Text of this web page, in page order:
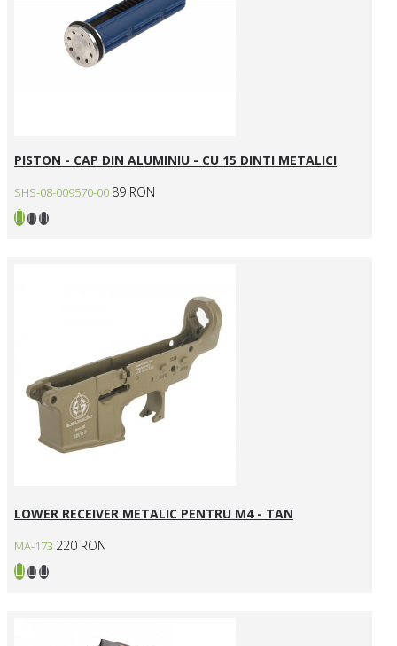
PISTON - CAP DIN ALUMINIU - CU 15 DINTI METALICI
SHS-08-009570-00 89 RON
LOWER RECEIVER METALIC PENTRU M4 - TAN
MA-173 220 RON